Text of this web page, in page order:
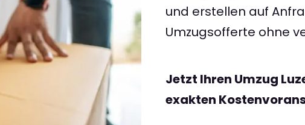
und erstellen auf
Umzugsofferte ohne
Jetzt Ihren Umzug
exakten